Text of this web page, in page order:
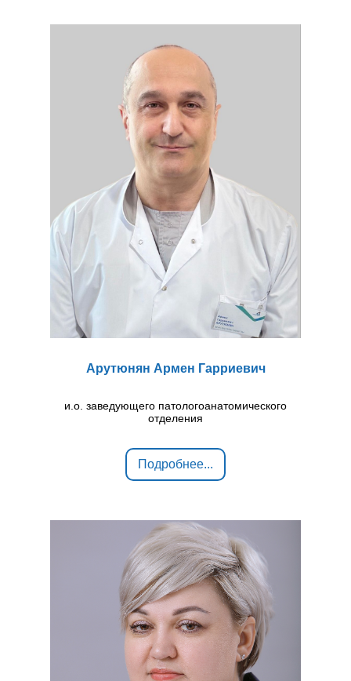
Арутюнян Армен Гарриевич
и.о. заведующего патологоанатомического
отделения
Подробнее...